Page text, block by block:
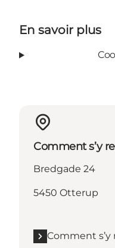
En savoir plus
Comment s’y
Bredgade 24
5450 Otterup
Comment s’y